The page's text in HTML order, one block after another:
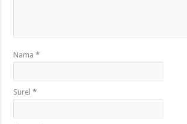
Nama*
Surel*